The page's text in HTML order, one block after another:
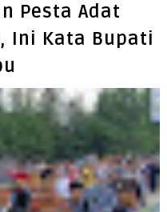
Pesta Adat
Ini Kata Bupati